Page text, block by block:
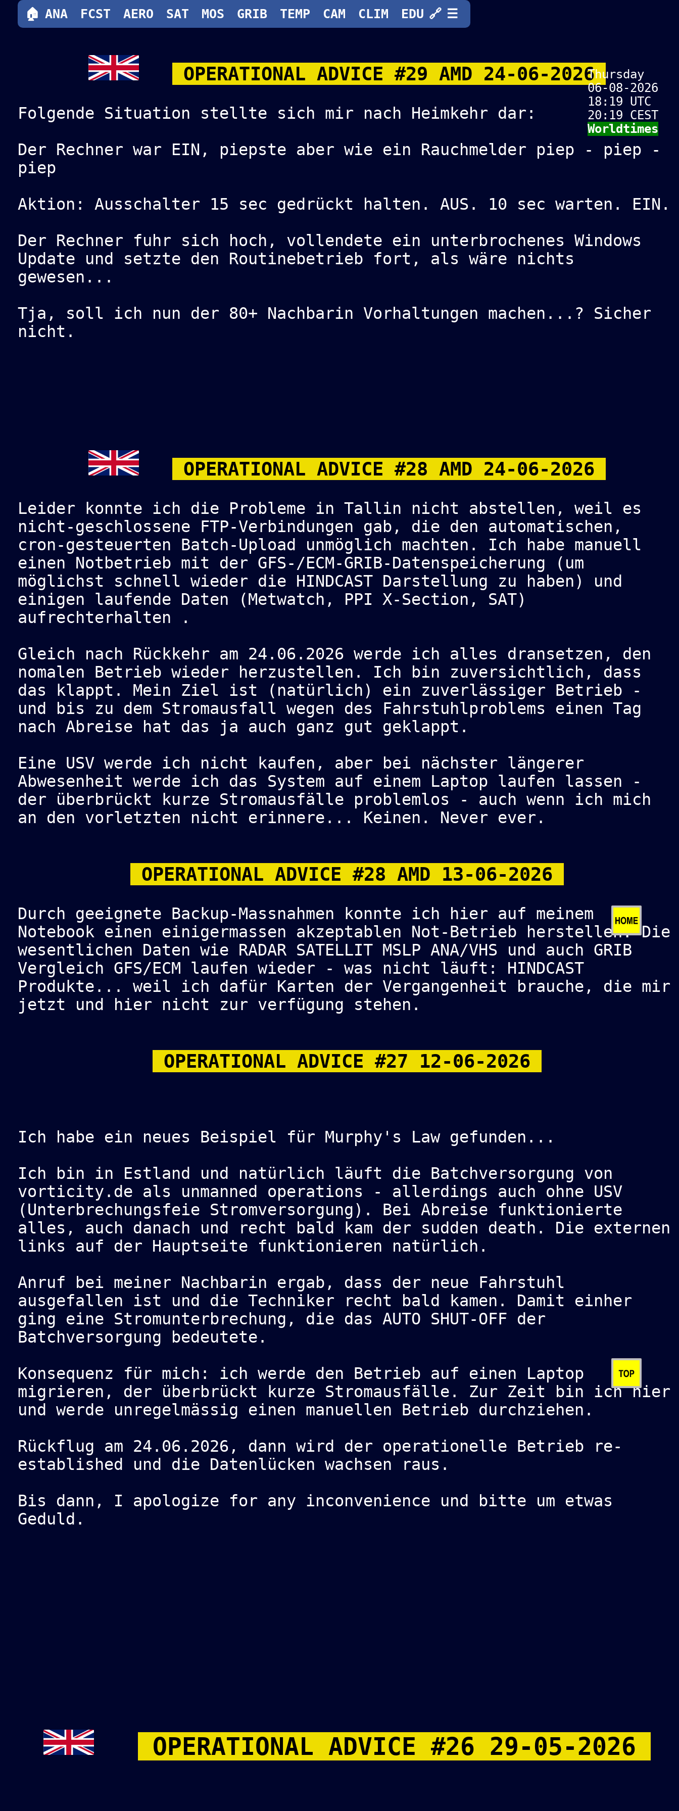
Thursday
06-08-2026
18:19 UTC
20:19 CEST
Worldtimes
OPERATIONAL ADVICE #29 AMD 24-06-2026
Folgende Situation stellte sich mir nach Heimkehr dar:
Der Rechner war EIN, piepste aber wie ein Rauchmelder piep - piep -
piep
Aktion: Ausschalter 15 sec gedrückt halten. AUS. 10 sec warten. EIN.
Der Rechner fuhr sich hoch, vollendete ein unterbrochenes Windows
Update und setzte den Routinebetrieb fort, als wäre nichts
gewesen...
Tja, soll ich nun der 80+ Nachbarin Vorhaltungen machen...? Sicher
nicht.
OPERATIONAL ADVICE #28 AMD 24-06-2026
Leider konnte ich die Probleme in Tallin nicht abstellen, weil es
nicht-geschlossene FTP-Verbindungen gab, die den automatischen,
cron-gesteuerten Batch-Upload unmöglich machten. Ich habe manuell
einen Notbetrieb mit der GFS-/ECM-GRIB-Datenspeicherung (um
möglichst schnell wieder die HINDCAST Darstellung zu haben) und
einigen laufende Daten (Metwatch, PPI X-Section, SAT)
aufrechterhalten .
Gleich nach Rückkehr am 24.06.2026 werde ich alles dransetzen, den
nomalen Betrieb wieder herzustellen. Ich bin zuversichtlich, dass
das klappt. Mein Ziel ist (natürlich) ein zuverlässiger Betrieb -
und bis zu dem Stromausfall wegen des Fahrstuhlproblems einen Tag
nach Abreise hat das ja auch ganz gut geklappt.
Eine USV werde ich nicht kaufen, aber bei nächster längerer
Abwesenheit werde ich das System auf einem Laptop laufen lassen -
der überbrückt kurze Stromausfälle problemlos - auch wenn ich mich
an den vorletzten nicht erinnere... Keinen. Never ever.
OPERATIONAL ADVICE #28 AMD 13-06-2026
Durch geeignete Backup-Massnahmen konnte ich hier auf meinem
Notebook einen einigermassen akzeptablen Not-Betrieb herstellen. Die
wesentlichen Daten wie RADAR SATELLIT MSLP ANA/VHS und auch GRIB
Vergleich GFS/ECM laufen wieder - was nicht läuft: HINDCAST
Produkte... weil ich dafür Karten der Vergangenheit brauche, die mir
jetzt und hier nicht zur verfügung stehen.
OPERATIONAL ADVICE #27 12-06-2026
Ich habe ein neues Beispiel für Murphy's Law gefunden...
Ich bin in Estland und natürlich läuft die Batchversorgung von
vorticity.de als unmanned operations - allerdings auch ohne USV
(Unterbrechungsfeie Stromversorgung). Bei Abreise funktionierte
alles, auch danach und recht bald kam der sudden death. Die externen
links auf der Hauptseite funktionieren natürlich.
Anruf bei meiner Nachbarin ergab, dass der neue Fahrstuhl
ausgefallen ist und die Techniker recht bald kamen. Damit einher
ging eine Stromunterbrechung, die das AUTO SHUT-OFF der
Batchversorgung bedeutete.
Konsequenz für mich: ich werde den Betrieb auf einen Laptop
migrieren, der überbrückt kurze Stromausfälle. Zur Zeit bin ich hier
und werde unregelmässig einen manuellen Betrieb durchziehen.
Rückflug am 24.06.2026, dann wird der operationelle Betrieb re-
established und die Datenlücken wachsen raus.
Bis dann, I apologize for any inconvenience und bitte um etwas
Geduld.
OPERATIONAL ADVICE #26 29-05-2026
🏠 ANA FCST AERO SAT MOS GRIB TEMP CAM CLIM EDU 🔗 ☰